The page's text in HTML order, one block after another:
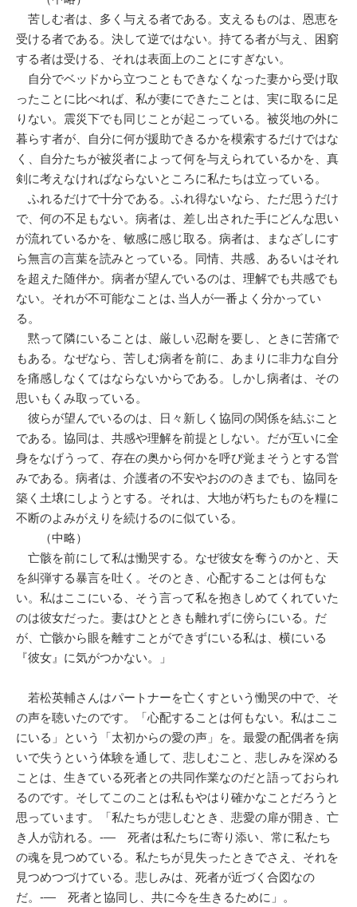
苦しむ者は、多く与える者である。支えるものは、恩恵を
受ける者である。決して逆ではない。持てる者が与え、困窮
する者は受ける、それは表面上のことにすぎない。
自分でベッドから立つこともできなくなった妻から受け取
ったことに比べれば、私が妻にできたことは、実に取るに足
りない。震災下でも同じことが起こっている。被災地の外に
暮らす者が、自分に何が援助できるかを模索するだけではな
く、自分たちが被災者によって何を与えられているかを、真
剣に考えなければならないところに私たちは立っている。
ふれるだけで十分である。ふれ得ないなら、ただ思うだけ
で、何の不足もない。病者は、差し出された手にどんな思い
が流れているかを、敏感に感じ取る。病者は、まなざしにす
ら無言の言葉を読みとっている。同情、共感、あるいはそれ
を超えた随伴か。病者が望んでいるのは、理解でも共感でも
ない。それが不可能なことは､当人が一番よく分かってい
る。
黙って隣にいることは、厳しい忍耐を要し、ときに苦痛で
もある。なぜなら、苦しむ病者を前に、あまりに非力な自分
を痛感しなくてはならないからである。しかし病者は、その
思いもくみ取っている。
彼らが望んでいるのは、日々新しく協同の関係を結ぶこと
である。協同は、共感や理解を前提としない。だが互いに全
身をなげうって、存在の奥から何かを呼び覚まそうとする営
みである。病者は、介護者の不安やおののきまでも、協同を
築く土壌にしようとする。それは、大地が朽ちたものを糧に
不断のよみがえりを続けるのに似ている。
（中略）
亡骸を前にして私は慟哭する。なぜ彼女を奪うのかと、天
を糾弾する暴言を吐く。そのとき、心配することは何もな
い。私はここにいる、そう言って私を抱きしめてくれていた
のは彼女だった。妻はひとときも離れずに傍らにいる。だ
が、亡骸から眼を離すことができずにいる私は、横にいる
『彼女』に気がつかない。」
若松英輔さんはパートナーを亡くすという慟哭の中で、そ
の声を聴いたのです。「心配することは何もない。私はここ
にいる」という「太初からの愛の声」を。最愛の配偶者を病
いで失うという体験を通して、悲しむこと、悲しみを深める
ことは、生きている死者との共同作業なのだと語っておられ
るのです。そしてこのことは私もやはり確かなことだろうと
思っています。「私たちが悲しむとき、悲愛の扉が開き、亡
き人が訪れる。-— 死者は私たちに寄り添い、常に私たち
の魂を見つめている。私たちが見失ったときでさえ、それを
見つめつづけている。悲しみは、死者が近づく合図なの
だ。-— 死者と協同し、共に今を生きるために」。